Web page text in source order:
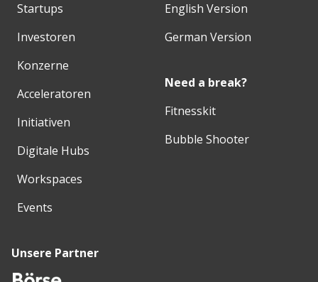
Startups
Investoren
Konzerne
Acceleratoren
Initiativen
Digitale Hubs
Workspaces
Events
English Version
German Version
Need a break?
Fitnesskit
Bubble Shooter
Unsere Partner